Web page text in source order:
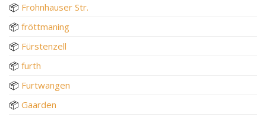
📦 Frohnhauser Str.
📦 fröttmaning
📦 Fürstenzell
📦 furth
📦 Furtwangen
📦 Gaarden